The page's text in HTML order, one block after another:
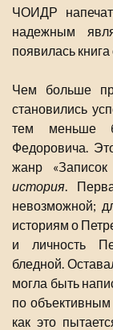
ЧОИДР
надежным
появилась книга
Чем больше
становились
тем меньше
Федоровича.
жанр
история .
невозможной;
историям о
и личность
бледной.
могла быть
по
как это